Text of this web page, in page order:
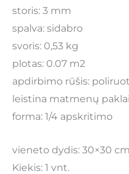
storis: 3 mm
spalva: sidabro
svoris: 0,53 kg
plotas: 0.07 m2
apdirbimo rūšis:
leistina matmenų
forma: 1/4 apskritimo
vieneto dydis: 30×30 cm
Kiekis: 1 vnt.